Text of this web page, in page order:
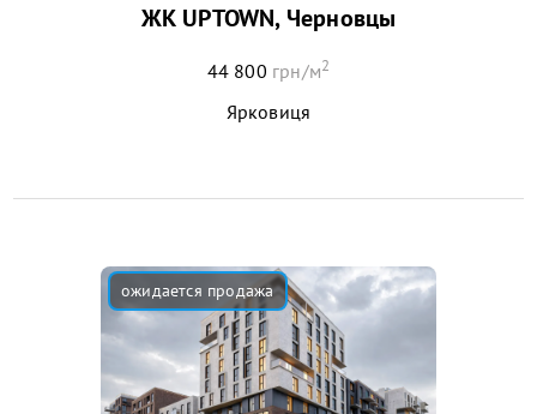
ЖК UPTOWN, Черновцы
44 800 грн/м2
Ярковиця